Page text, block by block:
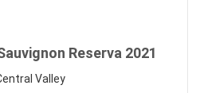
Reserva 2021
Valley